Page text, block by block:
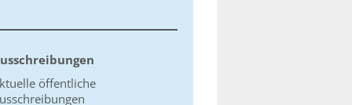
öffentliche